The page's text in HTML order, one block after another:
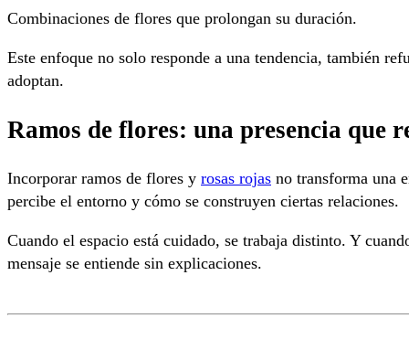
Combinaciones de flores que prolongan su duración.
Este enfoque no solo responde a una tendencia, también
adoptan.
Ramos de flores: una presencia que
Incorporar ramos de flores y rosas rojas no transforma una
percibe el entorno y cómo se construyen ciertas relaciones.
Cuando el espacio está cuidado, se trabaja distinto. Y
mensaje se entiende sin explicaciones.